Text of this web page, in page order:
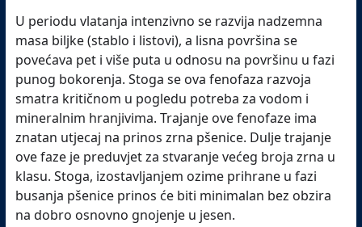
U periodu vlatanja intenzivno se razvija nadzemna
masa biljke (stablo i listovi), a lisna površina se
povećava pet i više puta u odnosu na površinu u fazi
punog bokorenja. Stoga se ova fenofaza razvoja
smatra kritičnom u pogledu potreba za vodom i
mineralnim hranjivima. Trajanje ove fenofaze ima
znatan utjecaj na prinos zrna pšenice. Dulje trajanje
ove faze je preduvjet za stvaranje većeg broja zrna u
klasu. Stoga, izostavljanjem ozime prihrane u fazi
busanja pšenice prinos će biti minimalan bez obzira
na dobro osnovno gnojenje u jesen.